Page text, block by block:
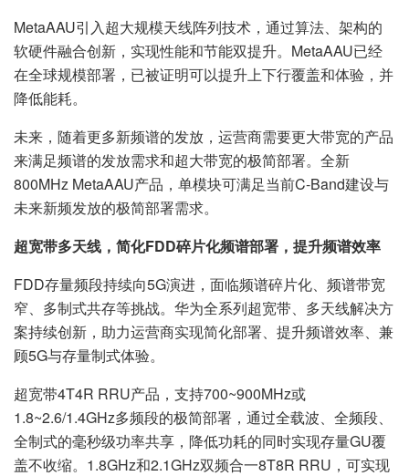
MetaAAU引入超大规模天线阵列技术，通过算法、架构的
软硬件融合创新，实现性能和节能双提升。MetaAAU已经
在全球规模部署，已被证明可以提升上下行覆盖和体验，并
降低能耗。
未来，随着更多新频谱的发放，运营商需要更大带宽的产品
来满足频谱的发放需求和超大带宽的极简部署。全新
800MHz MetaAAU产品，单模块可满足当前C-Band建设与
未来新频发放的极简部署需求。
超宽带多天线，简化FDD碎片化频谱部署，提升频谱效率
FDD存量频段持续向5G演进，面临频谱碎片化、频谱带宽
窄、多制式共存等挑战。华为全系列超宽带、多天线解决方
案持续创新，助力运营商实现简化部署、提升频谱效率、兼
顾5G与存量制式体验。
超宽带4T4R RRU产品，支持700~900MHz或
1.8~2.6/1.4GHz多频段的极简部署，通过全载波、全频段、
全制式的毫秒级功率共享，降低功耗的同时实现存量GU覆
盖不收缩。1.8GHz和2.1GHz双频合一8T8R RRU，可实现